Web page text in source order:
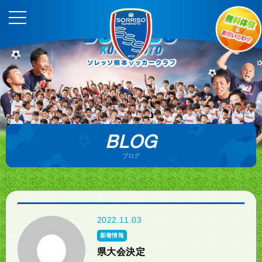
BLOG
ブログ
2022.11.03
新着情報
県大会決定